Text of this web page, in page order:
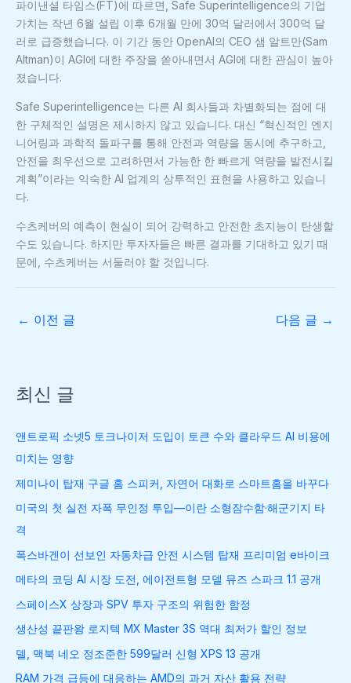
파이낸셜 타임스(FT)에 따르면, Safe Superintelligence의 기업
가치는 작년 6월 설립 이후 6개월 만에 30억 달러에서 300억 달
러로 급증했습니다. 이 기간 동안 OpenAI의 CEO 샘 알트만(Sam
Altman)이 AGI에 대한 주장을 쏟아내면서 AGI에 대한 관심이 높아
졌습니다.
Safe Superintelligence는 다른 AI 회사들과 차별화되는 점에 대
한 구체적인 설명은 제시하지 않고 있습니다. 대신 “혁신적인 엔지
니어링과 과학적 돌파구를 통해 안전과 역량을 동시에 추구하고,
안전을 최우선으로 고려하면서 가능한 한 빠르게 역량을 발전시킬
계획”이라는 익숙한 AI 업계의 상투적인 표현을 사용하고 있습니
다.
수츠케버의 예측이 현실이 되어 강력하고 안전한 초지능이 탄생할
수도 있습니다. 하지만 투자자들은 빠른 결과를 기대하고 있기 때
문에, 수츠케버는 서둘러야 할 것입니다.
← 이전 글 다음 글 →
최신 글
앤트로픽 소넷5 토크나이저 도입이 토큰 수와 클라우드 AI 비용에
미치는 영향
제미나이 탑재 구글 홈 스피커, 자연어 대화로 스마트홈을 바꾸다
미국의 첫 실전 자폭 무인정 투입—이란 소형잠수함·해군기지 타
격
폭스바겐이 선보인 자동차급 안전 시스템 탑재 프리미엄 e바이크
메타의 코딩 AI 시장 도전, 에이전트형 모델 뮤즈 스파크 1.1 공개
스페이스X 상장과 SPV 투자 구조의 위험한 함정
생산성 끝판왕 로지텍 MX Master 3S 역대 최저가 할인 정보
델, 맥북 네오 정조준한 599달러 신형 XPS 13 공개
RAM 가격 급등에 대응하는 AMD의 과거 자산 활용 전략